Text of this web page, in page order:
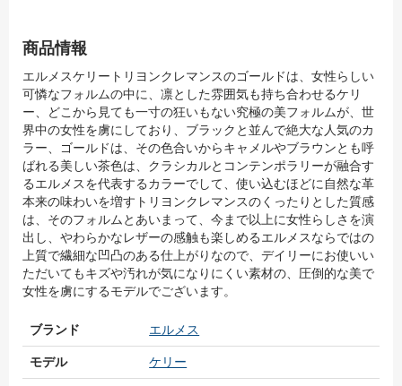
商品情報
エルメスケリートリヨンクレマンスのゴールドは、女性らしい
可憐なフォルムの中に、凛とした雰囲気も持ち合わせるケリ
ー、どこから見ても一寸の狂いもない究極の美フォルムが、世
界中の女性を虜にしており、ブラックと並んで絶大な人気のカ
ラー、ゴールドは、その色合いからキャメルやブラウンとも呼
ばれる美しい茶色は、クラシカルとコンテンポラリーが融合す
るエルメスを代表するカラーでして、使い込むほどに自然な革
本来の味わいを増すトリヨンクレマンスのくったりとした質感
は、そのフォルムとあいまって、今まで以上に女性らしさを演
出し、やわらかなレザーの感触も楽しめるエルメスならではの
上質で繊細な凹凸のある仕上がりなので、デイリーにお使いい
ただいてもキズや汚れが気になりにくい素材の、圧倒的な美で
女性を虜にするモデルでございます。
ブランド エルメス
モデル ケリー